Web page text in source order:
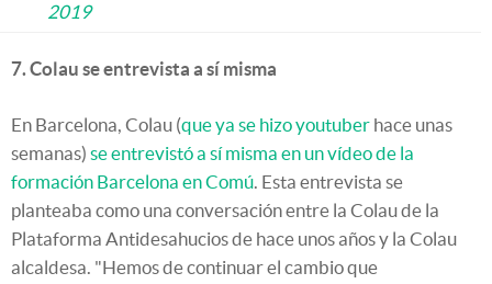
2019
7. Colau se entrevista a sí misma
En Barcelona, Colau (que ya se hizo youtuber hace unas
semanas) se entrevistó a sí misma en un vídeo de la
formación Barcelona en Comú. Esta entrevista se
planteaba como una conversación entre la Colau de la
Plataforma Antidesahucios de hace unos años y la Colau
alcaldesa. "Hemos de continuar el cambio que